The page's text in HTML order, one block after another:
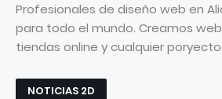
Profesionales de diseño web en
para todo el mundo. Creamos
tiendas online y cualquier
NOTICIAS 2D